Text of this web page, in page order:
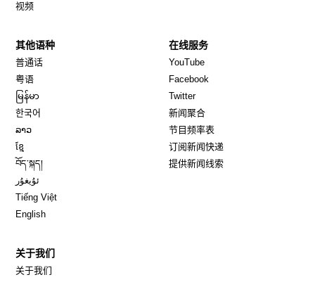
视频
其他语种
普通话
粤语
မြန်မာ
한국어
ລາວ
ខ្មែ
བོད་སྐད།
ئۇيغۇر
Tiếng Việt
English
在线服务
YouTube
Facebook
TwitterOpens in new window
新闻聚合
节目频率表
订阅新闻快递
提供新闻线索
关于我们
关于我们